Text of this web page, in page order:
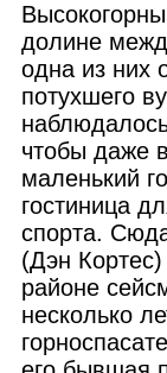
долине
одна из них
потухшего
чтобы даже
маленький
гостиница
спорта.
(Дэн
районе
несколько